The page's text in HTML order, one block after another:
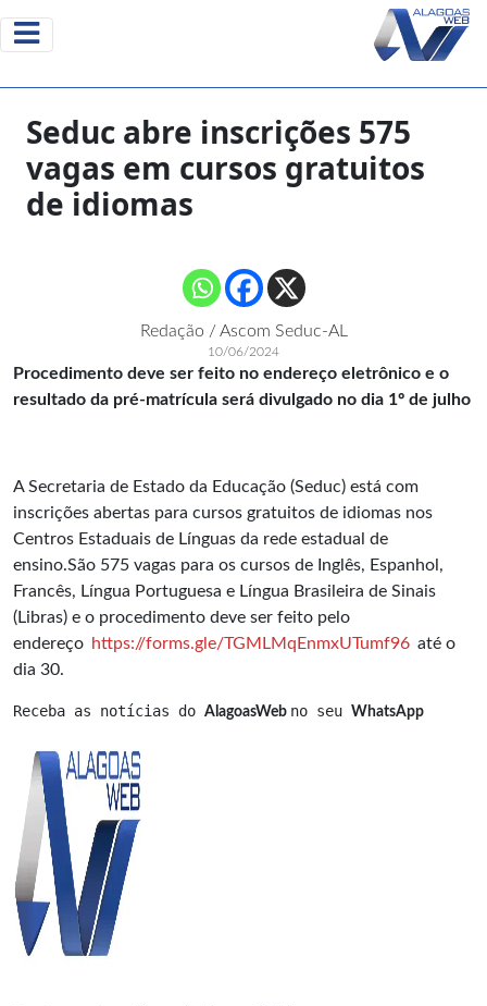
Seduc abre inscrições 575
vagas em cursos gratuitos
de idiomas
Redação / Ascom Seduc-AL
10/06/2024
Procedimento deve ser feito no endereço eletrônico e o
resultado da pré-matrícula será divulgado no dia 1º de julho
A Secretaria de Estado da Educação (Seduc) está com
inscrições abertas para cursos gratuitos de idiomas nos
Centros Estaduais de Línguas da rede estadual de
ensino.São 575 vagas para os cursos de Inglês, Espanhol,
Francês, Língua Portuguesa e Língua Brasileira de Sinais
(Libras) e o procedimento deve ser feito pelo
endereço https://forms.gle/TGMLMqEnmxUTumf96 até o
dia 30.
Receba as notícias do AlagoasWeb no seu WhatsApp